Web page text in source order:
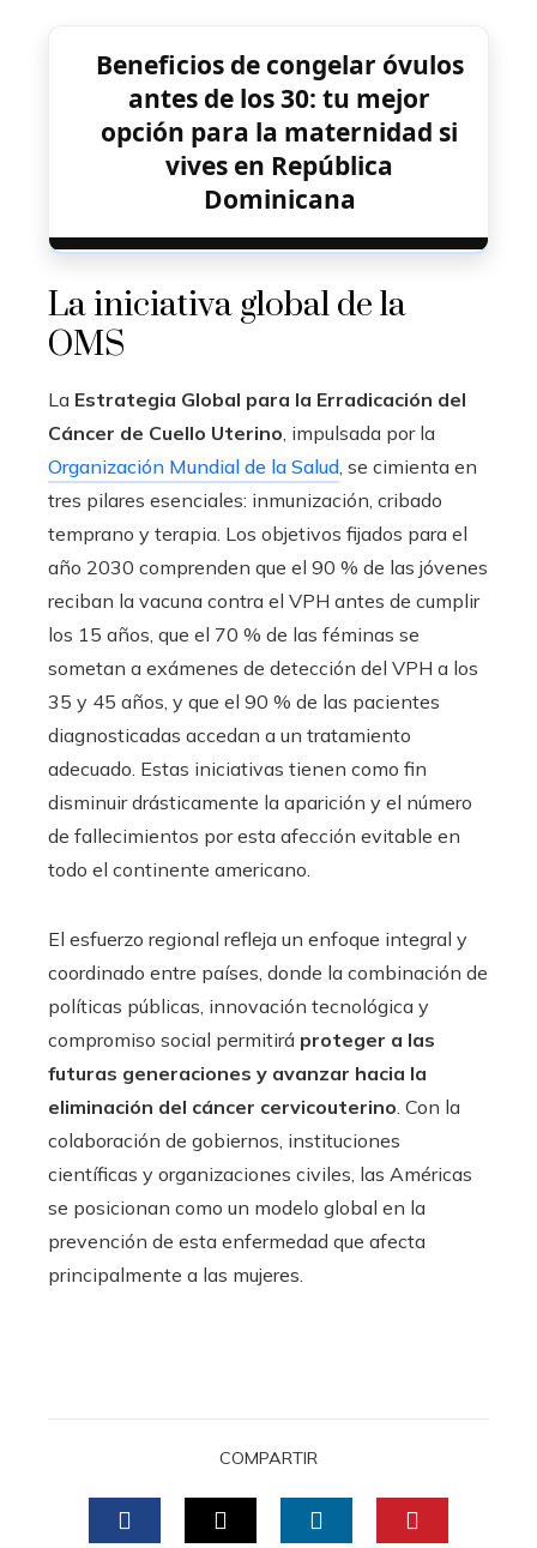
Beneficios de congelar óvulos
antes de los 30: tu mejor
opción para la maternidad si
vives en República
Dominicana
La iniciativa global de la
OMS
La Estrategia Global para la Erradicación del
Cáncer de Cuello Uterino, impulsada por la
Organización Mundial de la Salud, se cimienta en
tres pilares esenciales: inmunización, cribado
temprano y terapia. Los objetivos fijados para el
año 2030 comprenden que el 90 % de las jóvenes
reciban la vacuna contra el VPH antes de cumplir
los 15 años, que el 70 % de las féminas se
sometan a exámenes de detección del VPH a los
35 y 45 años, y que el 90 % de las pacientes
diagnosticadas accedan a un tratamiento
adecuado. Estas iniciativas tienen como fin
disminuir drásticamente la aparición y el número
de fallecimientos por esta afección evitable en
todo el continente americano.
El esfuerzo regional refleja un enfoque integral y
coordinado entre países, donde la combinación de
políticas públicas, innovación tecnológica y
compromiso social permitirá proteger a las
futuras generaciones y avanzar hacia la
eliminación del cáncer cervicouterino. Con la
colaboración de gobiernos, instituciones
científicas y organizaciones civiles, las Américas
se posicionan como un modelo global en la
prevención de esta enfermedad que afecta
principalmente a las mujeres.
COMPARTIR